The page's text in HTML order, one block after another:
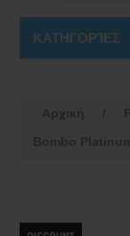
ΚΑΤΗΓΟΡΊΕΣ
Αρχική /
Bombo